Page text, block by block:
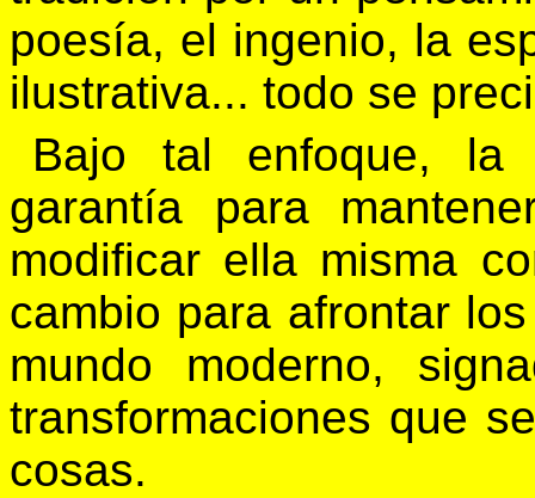
poesía, el ingenio, la
ilustrativa... todo se
Bajo tal enfoque, la
garantía para
modificar ella misma
cambio para afrontar
mundo moderno,
transformaciones que
cosas.